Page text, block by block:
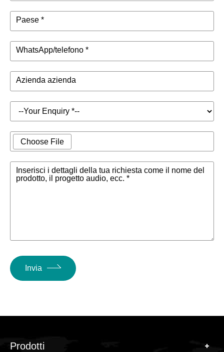
Paese *
WhatsApp/telefono *
Azienda azienda
Choose File
Inserisci i dettagli della tua richiesta come il nome del
prodotto, il progetto audio, ecc. *
Invia
Prodotti